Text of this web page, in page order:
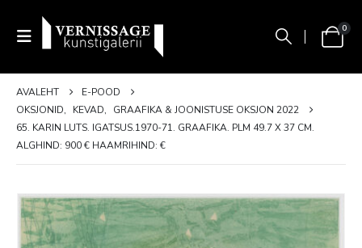
0
AVALEHT
E-POOD
OKSJONID, KEVAD,
GRAAFIKA & JOONISTUSE OKSJON 2022
65. KARIN LUTS. IGATSUS.1970-71. GRAAFIKA. PLM 49.7 X 37 CM.
ALGHIND: 900 € HAAMRIHIND: €